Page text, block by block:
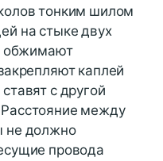
тонким шилом
на стыке двух
обжимают
каплей
с другой
между
не должно
провода